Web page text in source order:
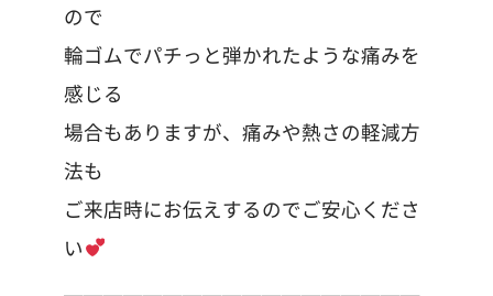
ので
輪ゴムでパチっと弾かれたような痛みを
感じる
場合もありますが、痛みや熱さの軽減方
法も
ご来店時にお伝えするのでご安心くださ
い